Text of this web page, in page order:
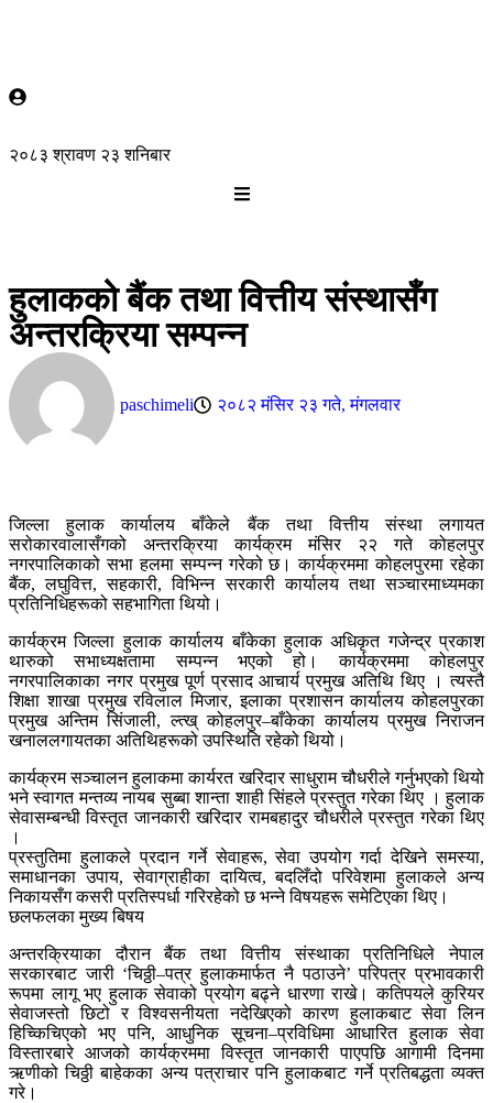
२०८३ श्रावण २३ शनिबार
हुलाकको बैंक तथा वित्तीय संस्थासँग
अन्तरक्रिया सम्पन्न
paschimeli २०८२ मंसिर २३ गते, मंगलवार
जिल्ला हुलाक कार्यालय बाँकेले बैंक तथा वित्तीय संस्था लगायत
सरोकारवालासँगको अन्तरक्रिया कार्यक्रम मंसिर २२ गते कोहलपुर
नगरपालिकाको सभा हलमा सम्पन्न गरेको छ। कार्यक्रममा कोहलपुरमा रहेका
बैंक, लघुवित्त, सहकारी, विभिन्न सरकारी कार्यालय तथा सञ्चारमाध्यमका
प्रतिनिधिहरूको सहभागिता थियो।
कार्यक्रम जिल्ला हुलाक कार्यालय बाँकेका हुलाक अधिकृत गजेन्द्र प्रकाश
थारुको सभाध्यक्षतामा सम्पन्न भएको हो। कार्यक्रममा कोहलपुर
नगरपालिकाका नगर प्रमुख पूर्ण प्रसाद आचार्य प्रमुख अतिथि थिए । त्यस्तै
शिक्षा शाखा प्रमुख रविलाल मिजार, इलाका प्रशासन कार्यालय कोहलपुरका
प्रमुख अन्तिम सिंजाली, ल्त्ख् कोहलपुर–बाँकेका कार्यालय प्रमुख निराजन
खनाललगायतका अतिथिहरूको उपस्थिति रहेको थियो।
कार्यक्रम सञ्चालन हुलाकमा कार्यरत खरिदार साधुराम चौधरीले गर्नुभएको थियो
भने स्वागत मन्तव्य नायब सुब्बा शान्ता शाही सिंहले प्रस्तुत गरेका थिए । हुलाक
सेवासम्बन्धी विस्तृत जानकारी खरिदार रामबहादुर चौधरीले प्रस्तुत गरेका थिए
।
प्रस्तुतिमा हुलाकले प्रदान गर्ने सेवाहरू, सेवा उपयोग गर्दा देखिने समस्या,
समाधानका उपाय, सेवाग्राहीका दायित्व, बदलिँदो परिवेशमा हुलाकले अन्य
निकायसँग कसरी प्रतिस्पर्धा गरिरहेको छ भन्ने विषयहरू समेटिएका थिए।
छलफलका मुख्य बिषय
अन्तरक्रियाका दौरान बैंक तथा वित्तीय संस्थाका प्रतिनिधिले नेपाल
सरकारबाट जारी ‘चिठ्ठी–पत्र हुलाकमार्फत नै पठाउने’ परिपत्र प्रभावकारी
रूपमा लागू भए हुलाक सेवाको प्रयोग बढ्ने धारणा राखे। कतिपयले कुरियर
सेवाजस्तो छिटो र विश्वसनीयता नदेखिएको कारण हुलाकबाट सेवा लिन
हिच्किचिएको भए पनि, आधुनिक सूचना–प्रविधिमा आधारित हुलाक सेवा
विस्तारबारे आजको कार्यक्रममा विस्तृत जानकारी पाएपछि आगामी दिनमा
ऋणीको चिठ्ठी बाहेकका अन्य पत्राचार पनि हुलाकबाट गर्ने प्रतिबद्धता व्यक्त
गरे।